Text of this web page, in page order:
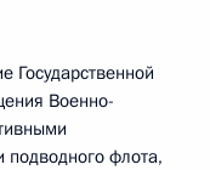
Государственной
Военно-
подводного флота,